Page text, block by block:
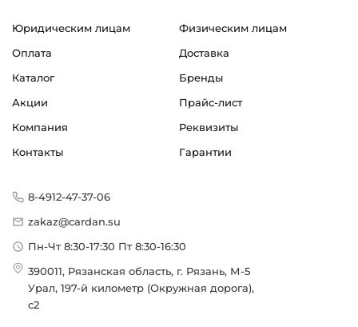
Юридическим лицам
Физическим лицам
Оплата
Доставка
Каталог
Бренды
Акции
Прайс-лист
Компания
Реквизиты
Контакты
Гарантии
8-4912-47-37-06
zakaz@cardan.su
Пн-Чт 8:30-17:30 Пт 8:30-16:30
390011, Рязанская область, г. Рязань, М-5
Урал, 197-й километр (Окружная дорога),
с2